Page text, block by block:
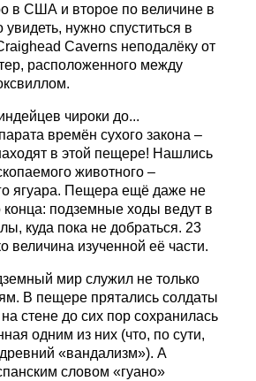
в США и второе по величине в
нужно спуститься в
Сaverns неподалёку от
расположенного между
чироки до...
времён сухого закона –
в этой пещере! Нашлись
животного –
ягуара. Пещера ещё даже не
конца: подземные ходы ведут в
куда пока не добраться. 23
величина изученной её части.
мир служил не только
В пещере прятались солдаты
стене до сих пор сохранилась
одним из них (что, по сути,
«вандализм»). А
словом «гуано»